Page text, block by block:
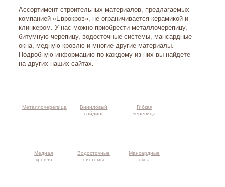
Ассортимент строительных материалов, предлагаемых
компанией «Еврокров», не ограничивается керамикой и
клинкером. У нас можно приобрести металлочерепицу,
битумную черепицу, водосточные системы, мансардные
окна, медную кровлю и многие другие материалы.
Подробную информацию по каждому из них вы найдете
на других наших сайтах.
Металлочерепица
Виниловый
сайдинг
Гибкая
черепица
Медная
кровля
Водосточные
системы
Мансардные
окна